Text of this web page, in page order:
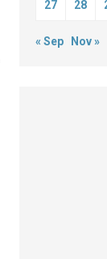
27 28
« Sep Nov »